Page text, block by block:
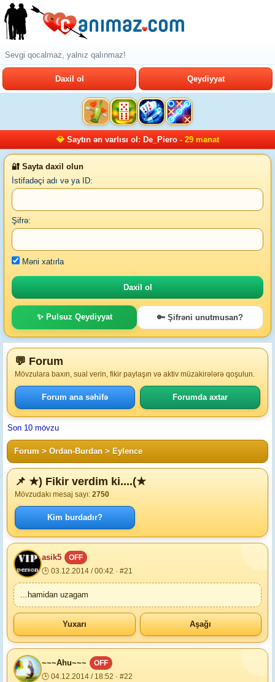
Sevgi qocalmaz, yalnız qalınmaz!
Daxil ol Qeydiyyat
💎 Saytın ən varlısı ol : De_Piero- 29 manat
🔐 Sayta daxil olun
İstifadəçi adı və ya ID:
Şifrə:
Məni xatırla
✨ Pulsuz Qeydiyyat 🔑 Şifrəni unutmusan?
💬 Forum
Mövzulara baxın, sual verin, fikir paylaşın və aktiv müzakirələrə qoşulun.
Forum ana səhifə Forumda axtar
Son 10 mövzu
Forum > Ordan-Burdan > Eylence
📌 ★) Fikir verdim ki....(★
Mövzudakı mesaj sayı: 2750
Kim burdadır?
asik5
OFF
🕒 03.12.2014 / 00:42 · #21
...hamidan uzagam
Yuxarı Aşağı
~~~Ahu~~~
OFF
🕒 04.12.2014 / 18:52 · #22